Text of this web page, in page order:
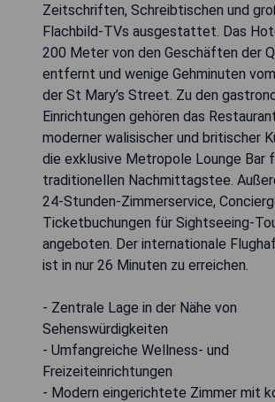
Zeitschriften, Schreibtischen und
Flachbild-TVs ausgestattet. Das
200 Meter von den Geschäften der
entfernt und wenige Gehminuten
der St Mary’s Street. Zu den
Einrichtungen gehören das
moderner walisischer und britischer
die exklusive Metropole Lounge Bar
traditionellen Nachmittagstee.
24-Stunden-Zimmerservice,
Ticketbuchungen für Sightseeing-
angeboten. Der internationale
ist in nur 26 Minuten zu erreichen.
- Zentrale Lage in der Nähe von
Sehenswürdigkeiten
- Umfangreiche Wellness- und
Freizeiteinrichtungen
- Modern eingerichtete Zimmer mit